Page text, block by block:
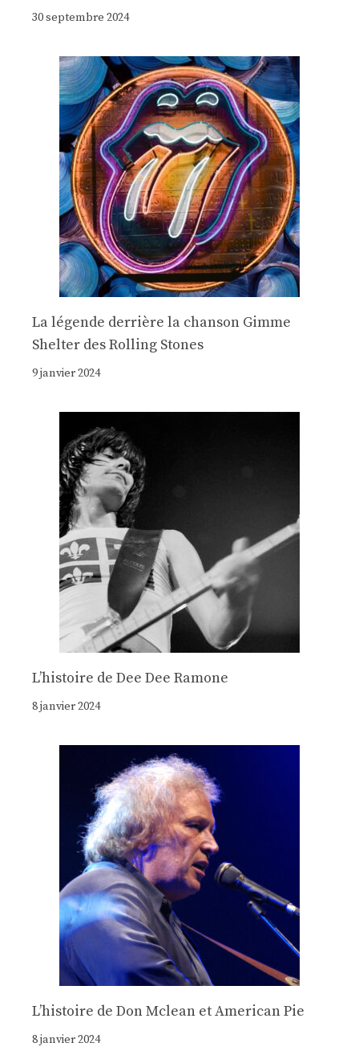
30 septembre 2024
La légende derrière la chanson Gimme
Shelter des Rolling Stones
9 janvier 2024
Lʼhistoire de Dee Dee Ramone
8 janvier 2024
Lʼhistoire de Don Mclean et American Pie
8 janvier 2024